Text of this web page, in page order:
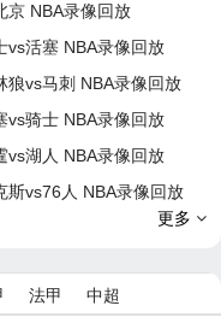
京 NBA录像回放
vs活塞 NBA录像回放
狼vs马刺 NBA录像回放
vs骑士 NBA录像回放
vs湖人 NBA录像回放
斯vs76人 NBA录像回放
更多
法甲 中超